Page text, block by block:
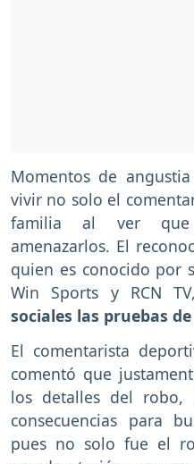
Momentos de
vivir no solo el
familia al ver que
amenazarlos. El
quien es conocido por
Win Sports y RCN
sociales las pruebas
El comentarista
comentó que
los detalles del robo,
consecuencias para
pues no solo fue el